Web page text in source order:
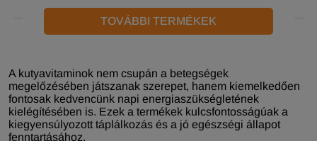
TOVÁBBI TERMÉKEK
A kutyavitaminok nem csupán a betegségek
megelőzésében játszanak szerepet, hanem kiemelkedően
fontosak kedvencünk napi energiaszükségletének
kielégítésében is. Ezek a termékek kulcsfontosságúak a
kiegyensúlyozott táplálkozás és a jó egészségi állapot
fenntartásához.